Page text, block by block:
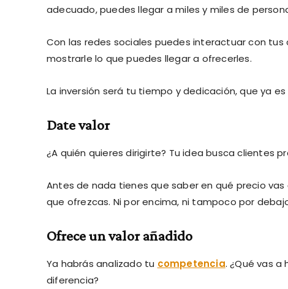
adecuado, puedes llegar a miles y miles de
Con las redes sociales puedes interactuar con
mostrarle lo que puedes llegar a ofrecerles.
La inversión será tu tiempo y dedicación, que ya
Date valor
¿A quién quieres dirigirte? Tu idea busca clientes
Antes de nada tienes que saber en qué precio
que ofrezcas. Ni por encima, ni tampoco por
Ofrece un valor añadido
Ya habrás analizado tu competencia. ¿Qué vas a
diferencia?